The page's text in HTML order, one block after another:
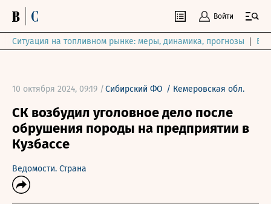
Войти
Ситуация на топливном рынке: меры, динамика, прогнозы
10 октября 2024, 09:19 /Сибирский ФО / Кемеровская обл.
СК возбудил уголовное дело после
обрушения породы на предприятии в
Кузбассе
Ведомости. Страна